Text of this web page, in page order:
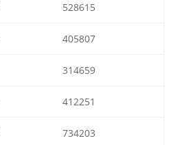
528615
405807
314659
412251
734203